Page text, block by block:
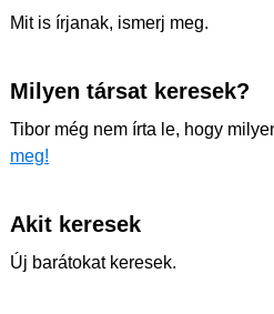
Mit is írjanak, ismerj meg.
Milyen társat keresek?
Tibor még nem írta le, hogy
meg!
Akit keresek
Új barátokat keresek.